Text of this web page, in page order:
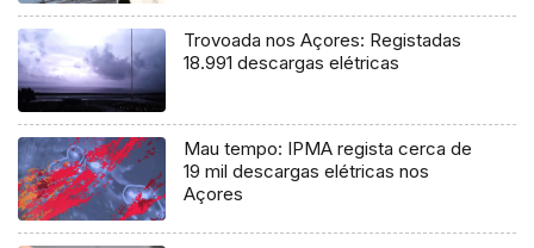
Trovoada nos Açores: Registadas
18.991 descargas elétricas
Mau tempo: IPMA regista cerca de
19 mil descargas elétricas nos
Açores